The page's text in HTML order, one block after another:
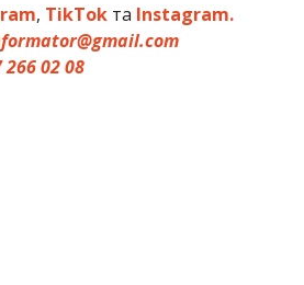
, TikTok та Instagram.
266 02 08